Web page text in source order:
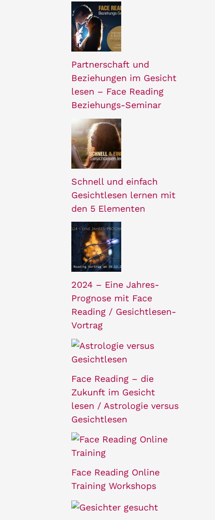
Partnerschaft und
Beziehungen im Gesicht
lesen – Face Reading
Beziehungs-Seminar
Schnell und einfach
Gesichtlesen lernen mit
den 5 Elementen
2024 – Eine Jahres-
Prognose mit Face
Reading / Gesichtlesen-
Vortrag
Face Reading – die
Zukunft im Gesicht
lesen / Astrologie versus
Gesichtlesen
Face Reading Online
Training Workshops